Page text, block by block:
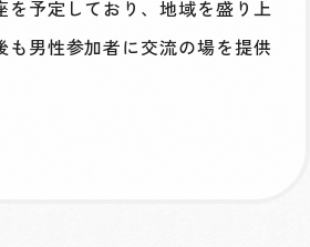
を予定しており、地域を盛り上
も男性参加者に交流の場を提供